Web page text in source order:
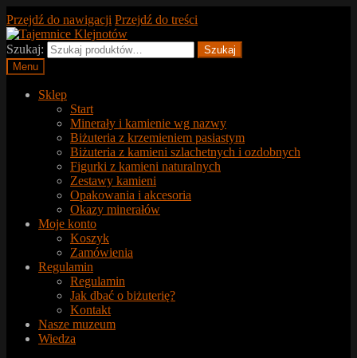
Przejdź do nawigacji Przejdź do treści
Szukaj:
Szukaj
Menu
Sklep
Start
Minerały i kamienie wg nazwy
Biżuteria z krzemieniem pasiastym
Biżuteria z kamieni szlachetnych i ozdobnych
Figurki z kamieni naturalnych
Zestawy kamieni
Opakowania i akcesoria
Okazy minerałów
Moje konto
Koszyk
Zamówienia
Regulamin
Regulamin
Jak dbać o biżuterię?
Kontakt
Nasze muzeum
Wiedza